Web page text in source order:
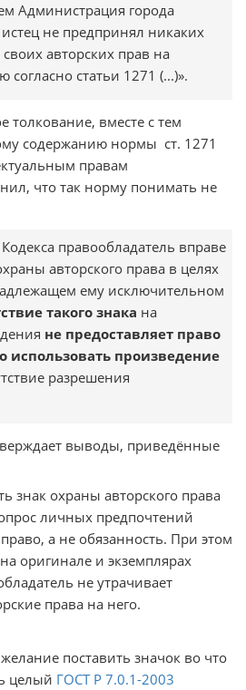
Администрация города
не предпринял никаких
авторских прав на
статьи 1271 (...)».
толкование, вместе с тем
содержанию нормы ст. 1271
правам
что так норму понимать не
правообладатель вправе
авторского права в целях
ему исключительном
такого знака на
не предоставляет право
использовать произведение
разрешения
выводы, приведённые
знак охраны авторского права
личных предпочтений
а не обязанность. При этом
оригинале и экземплярах
не утрачивает
права на него.
поставить значок во что
целый ГОСТ Р 7.0.1-2003